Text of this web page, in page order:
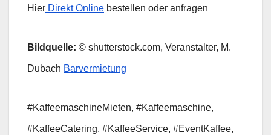
Hier Direkt Online bestellen oder anfragen
Bildquelle: © shutterstock.com, Veranstalter, M.
Dubach Barvermietung
#KaffeemaschineMieten, #Kaffeemaschine,
#KaffeeCatering, #KaffeeService, #EventKaffee,